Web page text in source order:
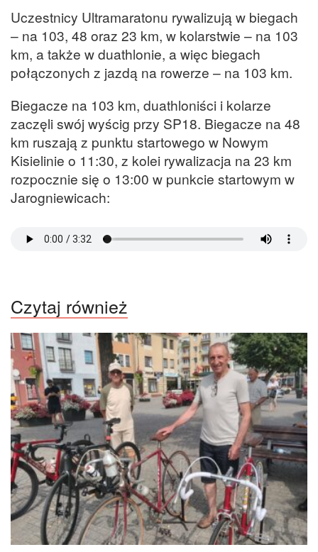
Uczestnicy Ultramaratonu rywalizują w biegach
– na 103, 48 oraz 23 km, w kolarstwie – na 103
km, a także w duathlonie, a więc biegach
połączonych z jazdą na rowerze – na 103 km.
Biegacze na 103 km, duathloniści i kolarze
zaczęli swój wyścig przy SP18. Biegacze na 48
km ruszają z punktu startowego w Nowym
Kisielinie o 11:30, z kolei rywalizacja na 23 km
rozpocznie się o 13:00 w punkcie startowym w
Jarogniewicach:
Czytaj również